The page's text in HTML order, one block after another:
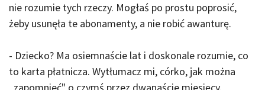
nie rozumie tych rzeczy. Mogłaś po prostu poprosić,
żeby usunęła te abonamenty, a nie robić awanturę.
- Dziecko? Ma osiemnaście lat i doskonale rozumie, co
to karta płatnicza. Wytłumacz mi, córko, jak można